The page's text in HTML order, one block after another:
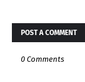
POST A COMMENT
0 Comments